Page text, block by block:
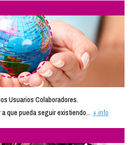
Usuarios Colaboradores.
que pueda seguir existiendo... + info